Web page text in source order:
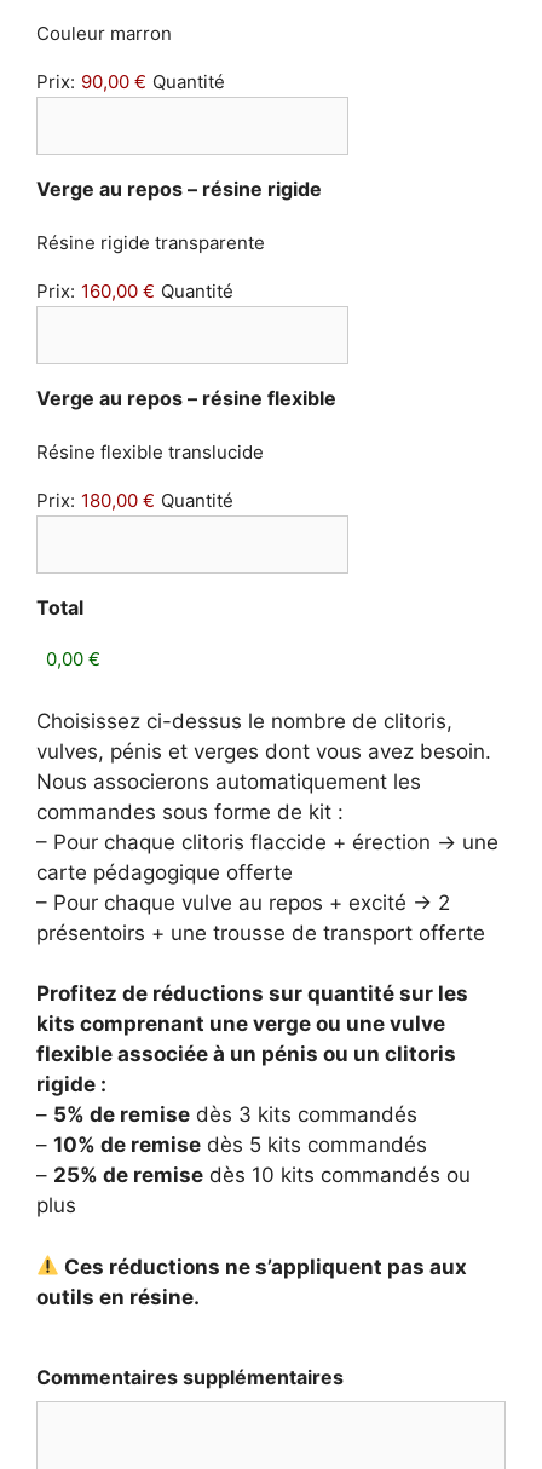
Couleur marron
Prix: 90,00 € Quantité
Verge au repos – résine rigide
Résine rigide transparente
Prix: 160,00 € Quantité
Verge au repos – résine flexible
Résine flexible translucide
Prix: 180,00 € Quantité
Total
Choisissez ci-dessus le nombre de clitoris,
vulves, pénis et verges dont vous avez besoin.
Nous associerons automatiquement les
commandes sous forme de kit :
– Pour chaque clitoris flaccide + érection -> une
carte pédagogique offerte
– Pour chaque vulve au repos + excité -> 2
présentoirs + une trousse de transport offerte
Profitez de réductions sur quantité sur les
kits comprenant une verge ou une vulve
flexible associée à un pénis ou un clitoris
rigide :
– 5% de remise dès 3 kits commandés
– 10% de remise dès 5 kits commandés
– 25% de remise dès 10 kits commandés ou
plus
Ces réductions ne s’appliquent pas aux
outils en résine.
Commentaires supplémentaires